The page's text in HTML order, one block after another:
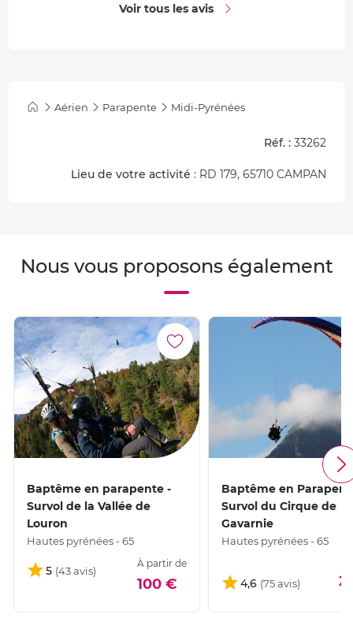
Voir tous les avis
Aérien Parapente Midi-Pyrénées
Réf. : 33262
Lieu de votre activité : RD 179, 65710 CAMPAN
Nous vous proposons également
Baptême en parapente -
Survol de la Vallée de
Louron
Hautes pyrénées - 65
5
À partir de
100 €
Baptême en
Survol du Cirque de
Gavarnie
Hautes pyrénées - 65
4,6